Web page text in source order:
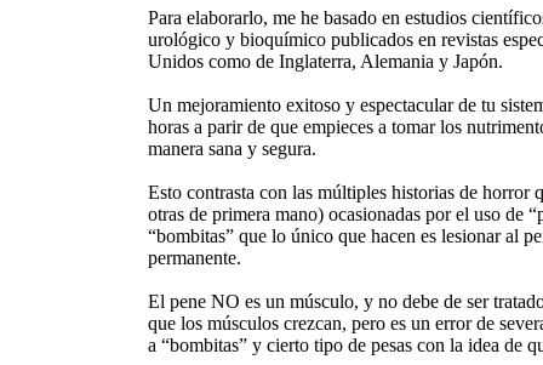
Para elaborarlo, me he basado en estudios
urológico y bioquímico publicados en revistas
Unidos como de Inglaterra, Alemania y Japón.
Un mejoramiento exitoso y espectacular de tu
horas a parir de que empieces a tomar los
manera sana y segura.
Esto contrasta con las múltiples historias de horror
otras de primera mano) ocasionadas por el uso de
“bombitas” que lo único que hacen es lesionar al
permanente.
El pene NO es un músculo, y no debe de ser
que los músculos crezcan, pero es un error de
a “bombitas” y cierto tipo de pesas con la idea de